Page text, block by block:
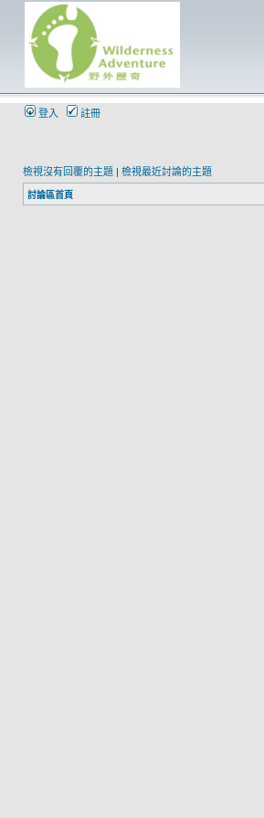
登入 註冊
檢視沒有回覆的主題 | 檢視最近討論的主題
討論區首頁